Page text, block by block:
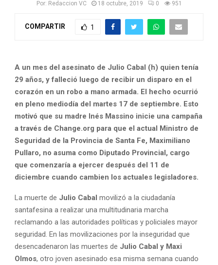
Por: Redaccion VC 18 octubre, 2019 0 951
COMPARTIR 1
A un mes del asesinato de Julio Cabal (h) quien tenía
29 años, y falleció luego de recibir un disparo en el
corazón en un robo a mano armada. El hecho ocurrió
en pleno mediodía del martes 17 de septiembre. Esto
motivó que su madre Inés Massino inicie una campaña
a través de Change.org para que el actual Ministro de
Seguridad de la Provincia de Santa Fe, Maximiliano
Pullaro, no asuma como Diputado Provincial, cargo
que comenzaría a ejercer después del 11 de
diciembre cuando cambien los actuales legisladores.
La muerte de Julio Cabal movilizó a la ciudadanía
santafesina a realizar una multitudinaria marcha
reclamando a las autoridades políticas y policiales mayor
seguridad. En las movilizaciones por la inseguridad que
desencadenaron las muertes de Julio Cabal y Maxi
Olmos, otro joven asesinado esa misma semana cuando